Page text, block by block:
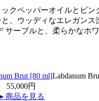
ペッパーオイルとピ
、ウッディなエレガン
ーブルと、柔らかな
Labdanum
55,000円
商品を見る